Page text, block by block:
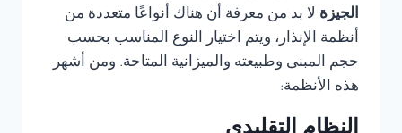
الجيزة لا بد من معرفة أن هناك أنواعًا متعددة من
أنظمة الإنذار، ويتم اختيار النوع المناسب بحسب
حجم المبنى وطبيعته والميزانية المتاحة. ومن أشهر
هذه الأنظمة: